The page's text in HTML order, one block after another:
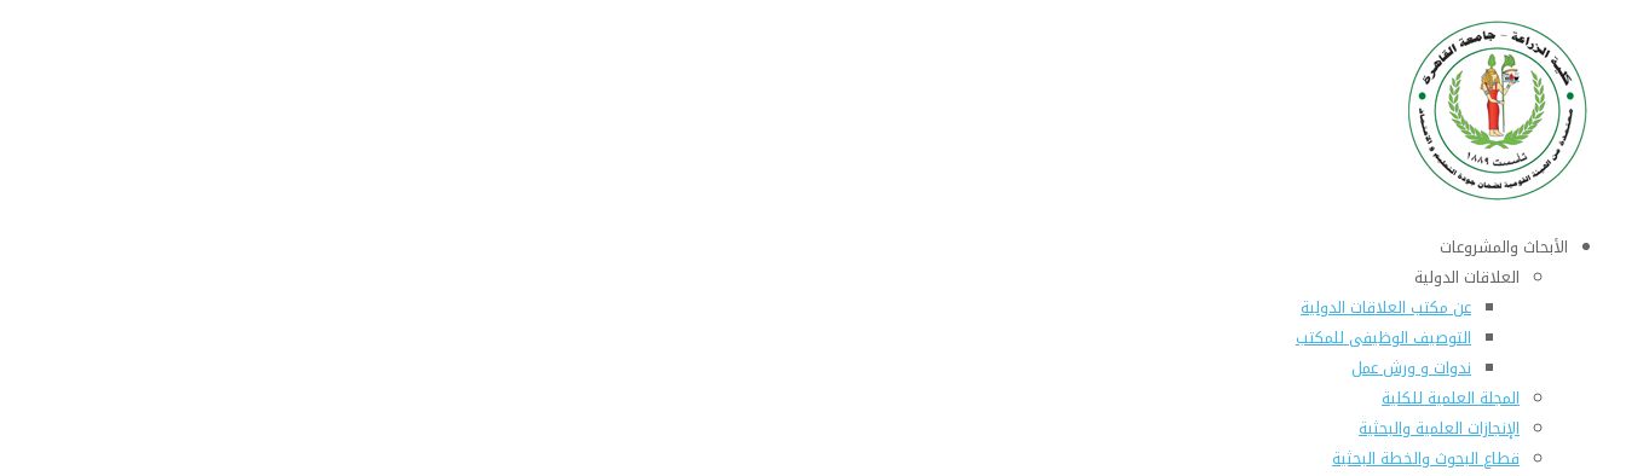
الأبحاث والمشروعات
العلاقات الدولية
عن مكتب العلاقات الدولية
التوصيف الوظيفى للمكتب
ندوات و ورش عمل
المجلة العلمية للكلية
الإنجازات العلمية والبحثية
قطاع البحوث والخطة البحثية